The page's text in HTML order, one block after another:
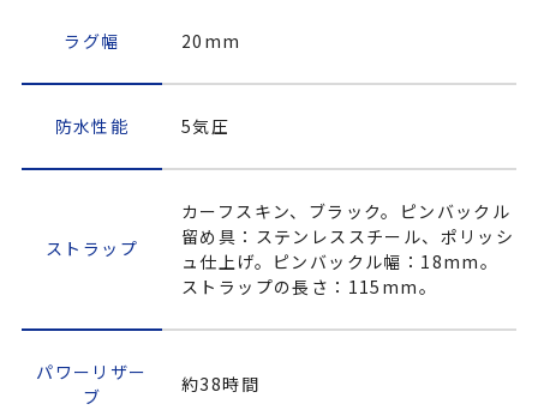
ラグ幅 20mm
防水性能 5気圧
ストラップ
カーフスキン、ブラック。ピンバックル
留め具：ステンレススチール、ポリッシ
ュ仕上げ。ピンバックル幅：18mm。
ストラップの長さ：115mm。
パワーリザー
ブ
約38時間